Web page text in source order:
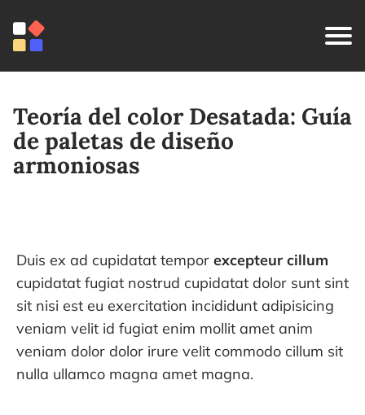
Teoría del color Desatada: Guía
de paletas de diseño
armoniosas
Duis ex ad cupidatat tempor excepteur cillum
cupidatat fugiat nostrud cupidatat dolor sunt sint
sit nisi est eu exercitation incididunt adipisicing
veniam velit id fugiat enim mollit amet anim
veniam dolor dolor irure velit commodo cillum sit
nulla ullamco magna amet magna.